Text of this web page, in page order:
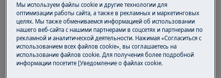
выполняете работы по обслуживанию или
ремонту, связанные с ремнями.
Мы используем файлы cookie и другие технологии для
оптимизации работы сайта, а также в рекламных и маркетинговых
целях. Мы также обмениваемся информацией об использовании
нашего веб-сайта с нашими партнерами в соцсетях и партнерами по
рекламной и аналитической деятельности. Нажимая «Согласиться с
использованием всех файлов cookie», вы соглашаетесь на
использование файлов cookie. Для получения более подробной
информации посетите [Уведомление о файлах cookie.